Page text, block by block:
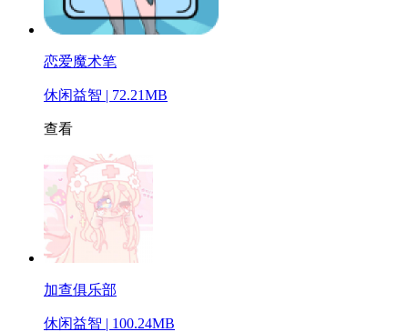
恋爱魔术笔
休闲益智 | 72.21MB
查看
加查俱乐部
休闲益智 | 100.24MB